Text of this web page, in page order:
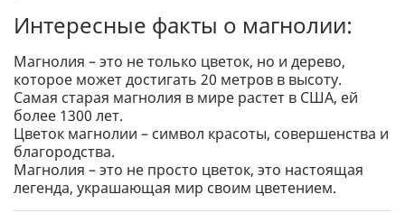
Интересные факты о магнолии:
Магнолия – это не только цветок, но и дерево,
которое может достигать 20 метров в высоту.
Самая старая магнолия в мире растет в США, ей
более 1300 лет.
Цветок магнолии – символ красоты, совершенства и
благородства.
Магнолия – это не просто цветок, это настоящая
легенда, украшающая мир своим цветением.